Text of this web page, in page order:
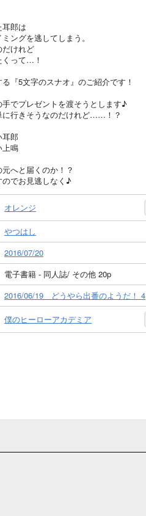
郎は
ングを逃してしまう。
だけれど
くって…！
『5文字のスナオ』のご紹介です！
でプレゼントを渡そうとします♪
に行きそうなのだけれど……！？
郎
上鳴
へと届くのか！？
のでお見逃しなく♪
オレンジ
やつはし
2016/07/20
電子書籍 - 同人誌/ その他 20p
2016/06/19 どうやら出番のようだ！ 4
僕のヒーローアカデミア